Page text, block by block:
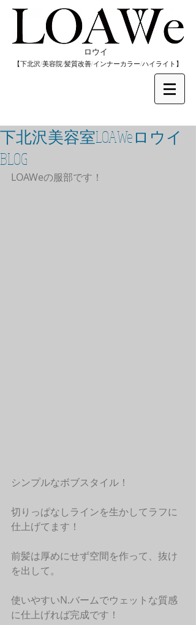
​ロウイ
​【下北沢/美容院/髪質改善/インナーカラー/​ハイライト】
下北沢美容室LOAWeロウイ
BLOG
LOAWeの服部です！
シンプルなボブスタイル！
切りっぱなしラインを生かしてラフに
仕上げてます！
前髪は厚めにせず空間を作って、抜け
を出して。
使いやすいN.バームでウェットな質感
に仕上げれば完成です！